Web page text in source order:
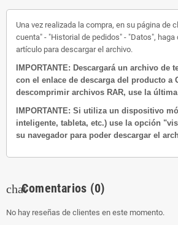
Una vez realizada la compra, en su página de
cuenta" - "Historial de pedidos" - "Datos",
artículo para descargar el archivo.
IMPORTANTE: Descargará un archivo de
con el enlace de descarga del producto a
descomprimir archivos RAR, use la
IMPORTANTE: Si utiliza un dispositivo
inteligente, tableta, etc.) use la opción
su navegador para poder descargar el
chatComentarios (0)
No hay reseñas de clientes en este momento.